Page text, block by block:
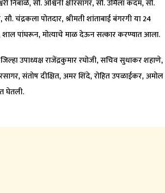
निंबाळे, सौ. अश्विनी क्षीरसागर, सौ. उर्मिला कदम, सौ.
चंद्रकला पोतदार, श्रीमती शांताबाई बंगरगी या 24
शाल पांघरून, मोत्याचे माळ देऊन सत्कार करण्यात आला.
उपाध्यक्ष राजेंद्रकुमार रघोजी, सचिव सुधाकर शहाणे,
संतोष दीक्षित, अमर शिंदे, रोहित उपळाईकर, अमोल
घेतली.